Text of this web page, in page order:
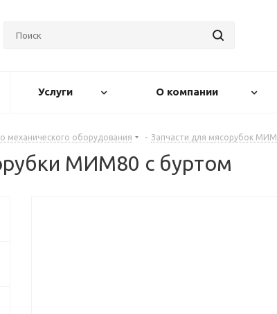
Услуги О компании
механического оборудования - Запчасти для мясорубок МИМ
МИМ80 с буртом